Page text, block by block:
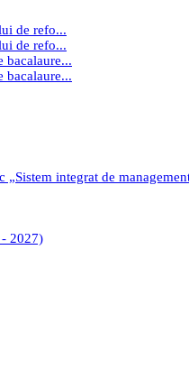
de refo...
de refo...
bacalaure...
bacalaure...
integrat de
2027)